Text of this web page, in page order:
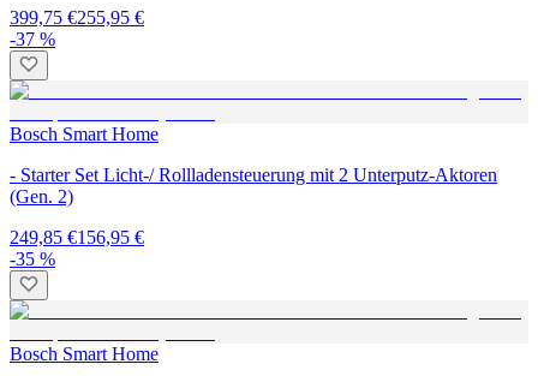
399,75 €255,95 €
-37 %
Bosch Smart Home
- Starter Set Licht-/ Rollladensteuerung mit 2 Unterputz-Aktoren
(Gen. 2)
249,85 €156,95 €
-35 %
Bosch Smart Home